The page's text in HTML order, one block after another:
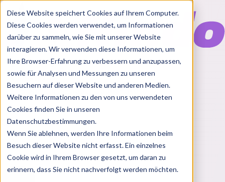
Diese Website speichert Cookies auf Ihrem Computer.
Diese Cookies werden verwendet, um Informationen
darüber zu sammeln, wie Sie mit unserer Website
interagieren. Wir verwenden diese Informationen, um
Ihre Browser-Erfahrung zu verbessern und anzupassen,
sowie für Analysen und Messungen zu unseren
Besuchern auf dieser Website und anderen Medien.
Weitere Informationen zu den von uns verwendeten
Cookies finden Sie in unseren
Datenschutzbestimmungen.
Wenn Sie ablehnen, werden Ihre Informationen beim
Besuch dieser Website nicht erfasst. Ein einzelnes
Cookie wird in Ihrem Browser gesetzt, um daran zu
erinnern, dass Sie nicht nachverfolgt werden möchten.
Features
Solutions
BlogChartsRabatt CodesPakete
Login